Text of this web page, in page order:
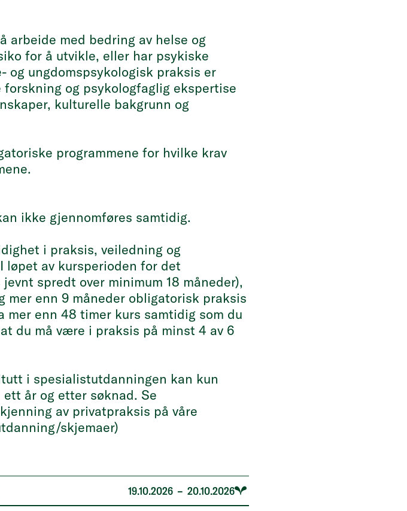
arbeide med bedring av helse og
for å utvikle, eller har psykiske
og ungdomspsykologisk praksis er
og psykologfaglig ekspertise
kulturelle bakgrunn og
programmene for hvilke krav
ikke gjennomføres samtidig.
i praksis, veiledning og
av kursperioden for det
spredt over minimum 18 måneder),
mer enn 9 måneder obligatorisk praksis
mer enn 48 timer kurs samtidig som du
du må være i praksis på minst 4 av 6
i spesialistutdanningen kan kun
år og etter søknad. Se
av privatpraksis på våre
skjemaer)
19.10.2026 – 20.10.2026